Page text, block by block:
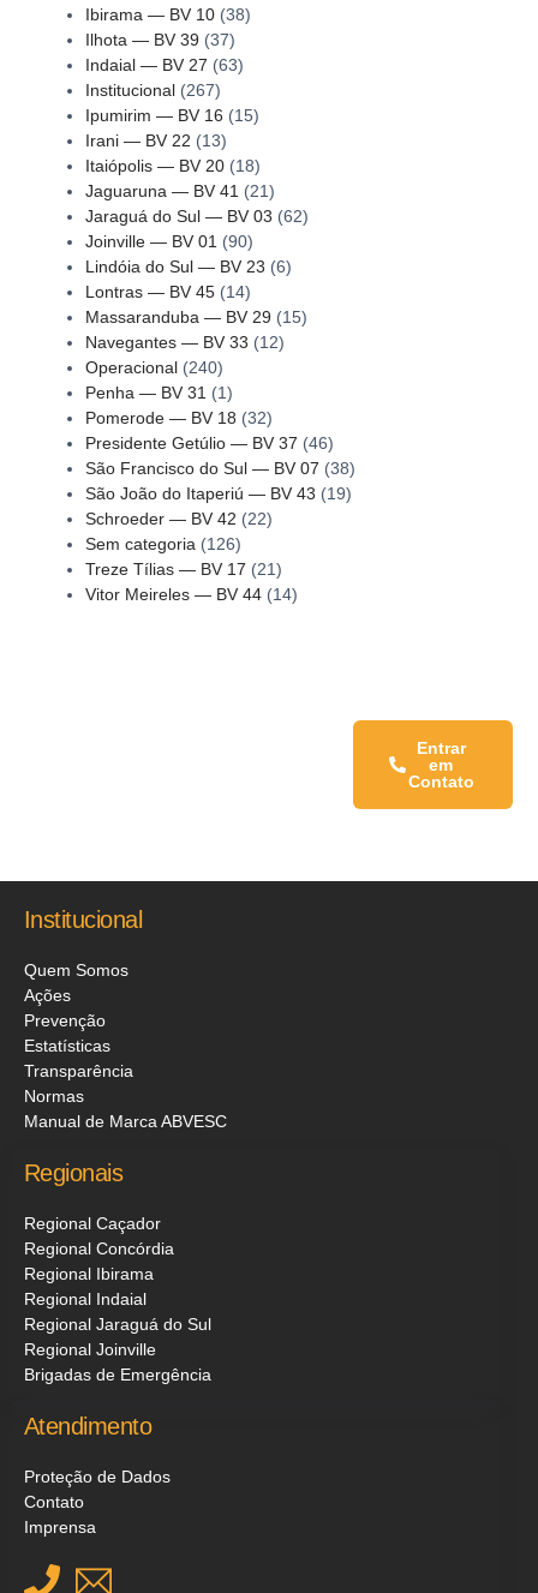
Ibirama — BV 10(38)
Ilhota — BV 39 (37)
Indaial — BV 27 (63)
Institucional(267)
Ipumirim — BV 16 (15)
Irani — BV 22 (13)
Itaiópolis — BV 20(18)
Jaguaruna — BV 41 (21)
Jaraguá do Sul — BV 03 (62)
Joinville — BV 01 (90)
Lindóia do Sul — BV 23 (6)
Lontras — BV 45(14)
Massaranduba — BV 29 (15)
Navegantes — BV 33 (12)
Operacional(240)
Penha — BV 31 (1)
Pomerode — BV 18 (32)
Presidente Getúlio — BV 37 (46)
São Francisco do Sul — BV 07 (38)
São João do Itaperiú — BV 43 (19)
Schroeder — BV 42 (22)
Sem categoria (126)
Treze Tílias — BV 17 (21)
Vitor Meireles — BV 44(14)
Entrar
em
Contato
Institucional
Quem Somos
Ações
Prevenção
Estatísticas
Transparência
Normas
Manual de Marca ABVESC
Regionais
Regional Caçador
Regional Concórdia
Regional Ibirama
Regional Indaial
Regional Jaraguá do Sul
Regional Joinville
Brigadas de Emergência
Atendimento
Proteção de Dados
Contato
Imprensa